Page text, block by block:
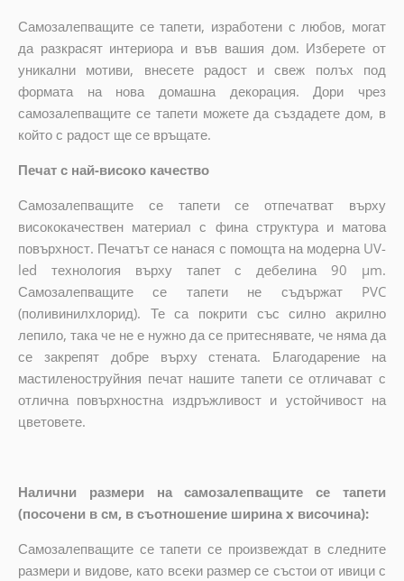
Самозалепващите се тапети, изработени с любов, могат
да разкрасят интериора и във вашия дом. Изберете от
уникални мотиви, внесете радост и свеж полъх под
формата на нова домашна декорация. Дори чрез
самозалепващите се тапети можете да създадете дом, в
който с радост ще се връщате.
Печат с най-високо качество
Самозалепващите се тапети се отпечатват върху
висококачествен материал с фина структура и матова
повърхност. Печатът се нанася с помощта на модерна UV-
led технология върху тапет с дебелина 90 µm.
Самозалепващите се тапети не съдържат PVC
(поливинилхлорид). Те са покрити със силно акрилно
лепило, така че не е нужно да се притеснявате, че няма да
се закрепят добре върху стената. Благодарение на
мастиленоструйния печат нашите тапети се отличават с
отлична повърхностна издръжливост и устойчивост на
цветовете.
Налични размери на самозалепващите се тапети
(посочени в см, в съотношение ширина x височина):
Самозалепващите се тапети се произвеждат в следните
размери и видове, като всеки размер се състои от ивици с